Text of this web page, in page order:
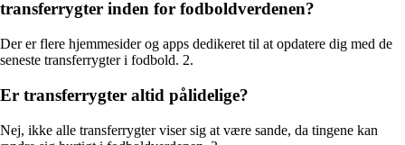
transferrygter inden for fodboldverdenen?
Der er flere hjemmesider og apps dedikeret til at opdatere dig med de
seneste transferrygter i fodbold. 2.
Er transferrygter altid pålidelige?
Nej, ikke alle transferrygter viser sig at være sande, da tingene kan